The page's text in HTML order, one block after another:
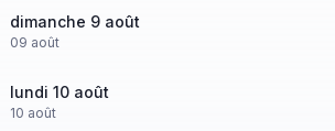
dimanche 9 août
09 août
lundi 10 août
10 août